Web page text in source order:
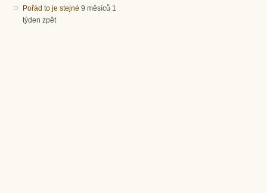
Pořád to je stejné 9 měsíců 1
týden zpět